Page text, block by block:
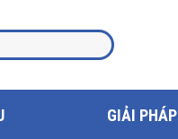
GIẢI PHÁP